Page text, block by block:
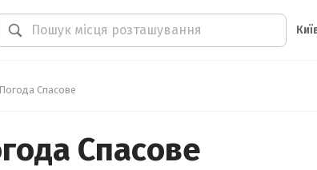
Погода Спасове
Спасове